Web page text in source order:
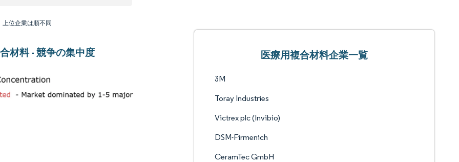
上位企業は順不同
材料 - 競争の集中度 医療用複合材料企業一覧
3M
Toray Industries
Victrex plc (Invibio)
DSM-Firmenich
CeramTec GmbH